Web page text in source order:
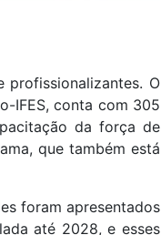
profissionalizantes. O
IFES, conta com 305
da força de
que também está
foram apresentados
até 2028, e esses